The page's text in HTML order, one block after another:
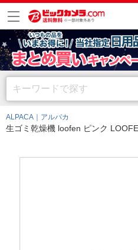
ALPACA｜アルパカ
生ゴミ乾燥機 loofen ピンク